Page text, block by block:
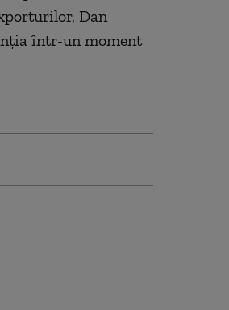
Dan
într-un moment